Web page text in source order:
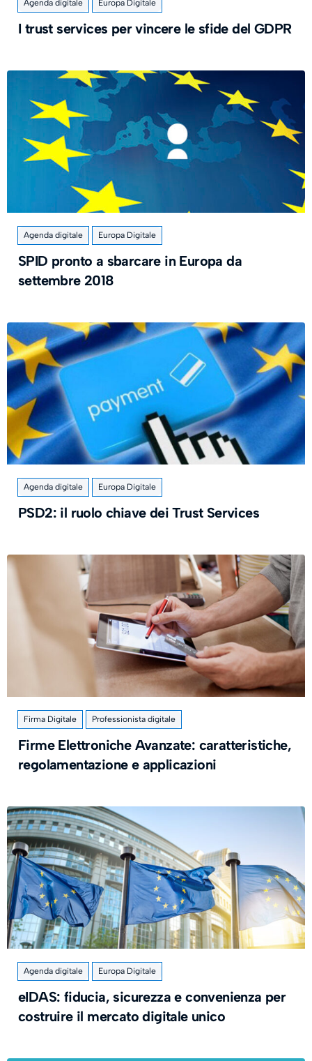
Agenda digitale Europa Digitale
I trust services per vincere le sfide del GDPR
Agenda digitale Europa Digitale
SPID pronto a sbarcare in Europa da
settembre 2018
Agenda digitale Europa Digitale
PSD2: il ruolo chiave dei Trust Services
Firma Digitale Professionista digitale
Firme Elettroniche Avanzate: caratteristiche,
regolamentazione e applicazioni
Agenda digitale Europa Digitale
eIDAS: fiducia, sicurezza e convenienza per
costruire il mercato digitale unico